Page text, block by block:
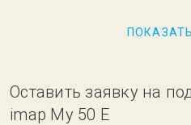
15 256,50 ₽
Оставить заявку на
imap My 50 E